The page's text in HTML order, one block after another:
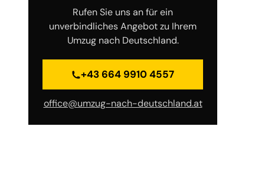
Rufen Sie uns an für ein
unverbindliches Angebot zu Ihrem
Umzug nach Deutschland.
+43 664 9910 4557
office@umzug-nach-deutschland.at